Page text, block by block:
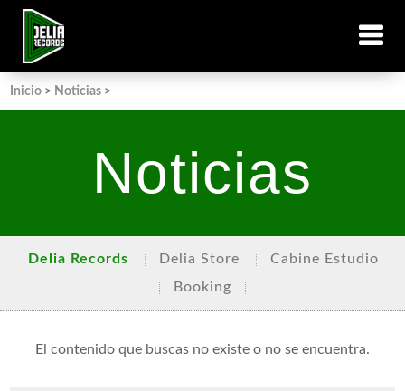
Inicio > Noticias >
Noticias
Delia Records Delia Store
Cabine Estudio
Booking
El contenido que buscas no existe o no se encuentra.